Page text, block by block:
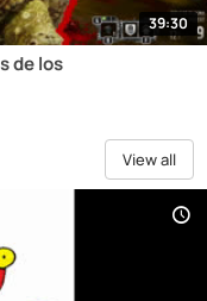
39:30
de los
View all